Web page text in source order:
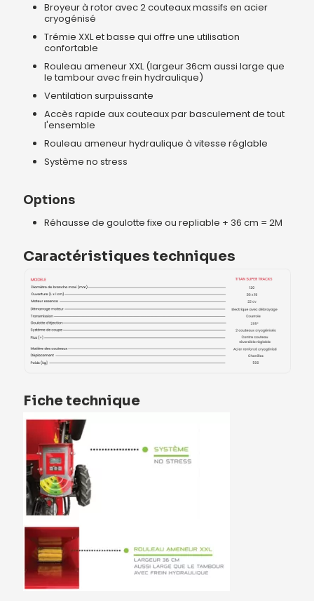
Broyeur à rotor avec 2 couteaux massifs en acier
cryogénisé
Trémie XXL et basse qui offre une utilisation
confortable
Rouleau ameneur XXL (largeur 36cm aussi large que
le tambour avec frein hydraulique)
Ventilation surpuissante
Accès rapide aux couteaux par basculement de tout
l'ensemble
Rouleau ameneur hydraulique à vitesse réglable
Système no stress
Options
Réhausse de goulotte fixe ou repliable + 36 cm = 2M
Caractéristiques techniques
Fiche technique